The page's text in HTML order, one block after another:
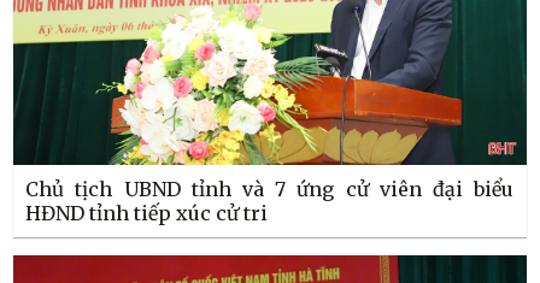
Chủ tịch UBND tỉnh và 7 ứng cử viên đại biểu
HĐND tỉnh tiếp xúc cử tri